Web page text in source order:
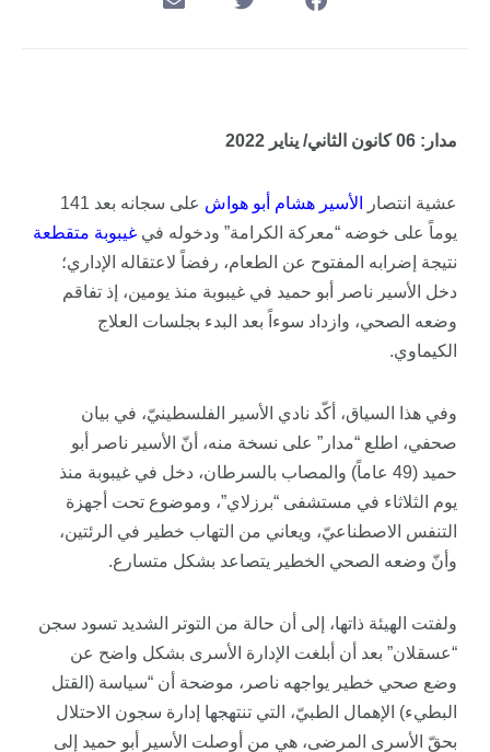
مدار: 06 كانون الثاني/ يناير 2022
عشية انتصار الأسير هشام أبو هواش
على سجانه بعد 141
يوماً على خوضه “معركة الكرامة” ودخوله في غيبوبة متقطعة
نتيجة إضرابه المفتوح عن الطعام، رفضاً لاعتقاله الإداري؛
دخل الأسير ناصر أبو حميد في غيبوبة منذ يومين، إذ تفاقم
وضعه الصحي، وازداد سوءاً بعد البدء بجلسات العلاج
الكيماوي.
وفي هذا السياق، أكّد نادي الأسير الفلسطينيّ، في بيان
صحفي، اطلع “مدار” على نسخة منه، أنّ الأسير ناصر أبو
حميد (49 عاماً) والمصاب بالسرطان، دخل في غيبوبة منذ
يوم الثلاثاء في مستشفى “برزلاي”، وموضوع تحت أجهزة
التنفس الاصطناعيّ، ويعاني من التهاب خطير في الرئتين،
وأنّ وضعه الصحي الخطير يتصاعد بشكل متسارع.
ولفتت الهيئة ذاتها، إلى أن حالة من التوتر الشديد تسود سجن
“عسقلان” بعد أن أبلغت الإدارة الأسرى بشكل واضح عن
وضع صحي خطير يواجهه ناصر، موضحة أن “سياسة (القتل
البطيء) الإهمال الطبيّ، التي تنتهجها إدارة سجون الاحتلال
بحقّ الأسرى المرضى، هي من أوصلت الأسير أبو حميد إلى